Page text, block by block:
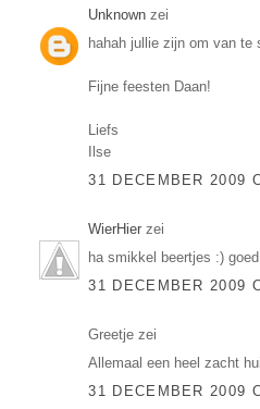
Unknown zei
hahah jullie zijn om van te
Fijne feesten Daan!
Liefs
Ilse
31 DECEMBER 2009
WierHier zei
ha smikkel beertjes :)
31 DECEMBER 2009
Greetje zei
Allemaal een heel zacht
31 DECEMBER 2009